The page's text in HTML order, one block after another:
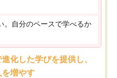
。自分のペースで学べるか
化した学びを提供し、
増やす